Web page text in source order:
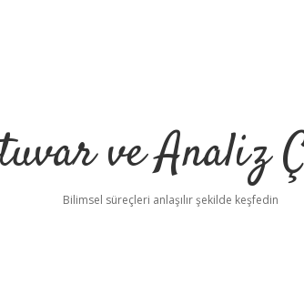
ve Analiz
Bilimsel süreçleri anlaşılır şekilde keşfedin